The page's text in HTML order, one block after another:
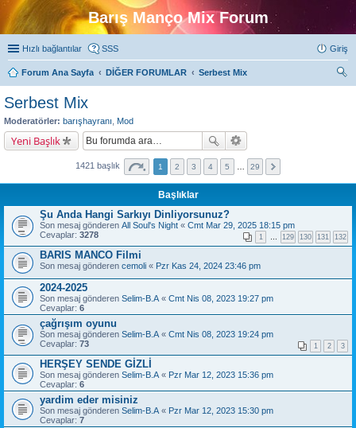
Barış Manço Mix Forum
Hızlı bağlantılar SSS Giriş
Forum Ana Sayfa DİĞER FORUMLAR
Serbest Mix
Serbest Mix
Moderatörler: barışhayranı Mod
Yeni Başlık
1421 başlık 1 2 3 4 5 29
Başlıklar
Şu Anda Hangi Sarkıyı Dinliyorsunuz?
Son mesaj gönderen All Soul's Night « Cmt Mar 29, 2025 18:15 pm
Cevaplar: 3278 1 129 130 131 132
BARIS MANCO Filmi
Son mesaj gönderen cemoli « Pzr Kas 24, 2024 23:46 pm
2024-2025
Son mesaj gönderen Selim-B.A « Cmt Nis 08, 2023 19:27 pm
Cevaplar: 6
çağrışım oyunu
Son mesaj gönderen Selim-B.A « Cmt Nis 08, 2023 19:24 pm
Cevaplar: 73 1 2 3
HERŞEY SENDE GİZLİ
Son mesaj gönderen Selim-B.A « Pzr Mar 12, 2023 15:36 pm
Cevaplar: 6
yardim eder misiniz
Son mesaj gönderen Selim-B.A « Pzr Mar 12, 2023 15:30 pm
Cevaplar: 7